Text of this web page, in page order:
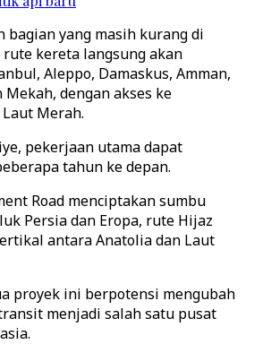
bagian yang masih kurang di
rute kereta langsung akan
Aleppo, Damaskus, Amman,
dengan akses ke
Merah.
pekerjaan utama dapat
tahun ke depan.
Road menciptakan sumbu
Persia dan Eropa, rute Hijaz
antara Anatolia dan Laut
proyek ini berpotensi mengubah
menjadi salah satu pusat